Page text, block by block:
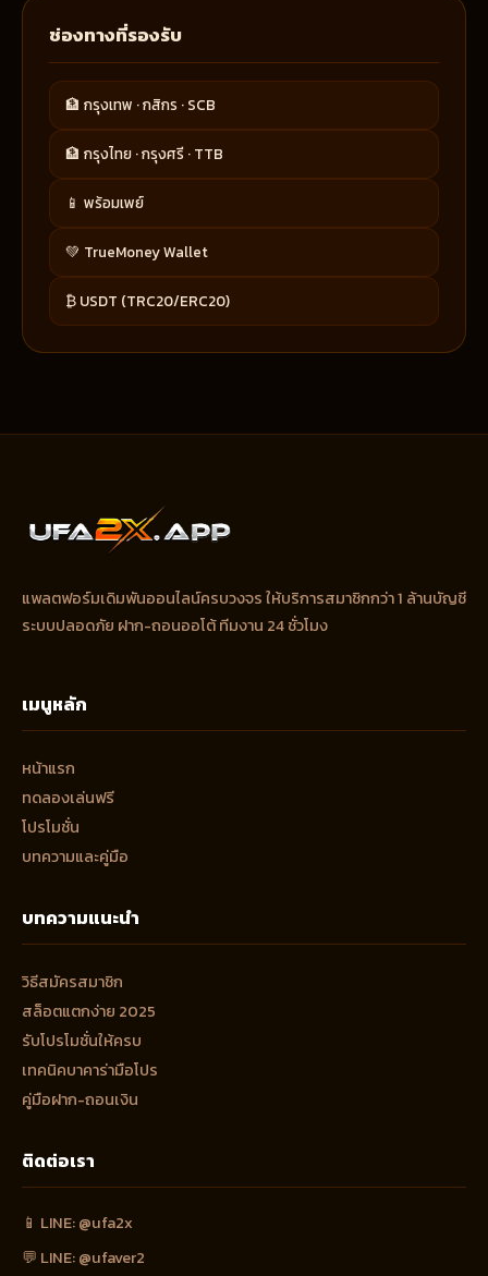
ช่องทางที่รองรับ
🏦 กรุงเทพ · กสิกร · SCB
🏦 กรุงไทย · กรุงศรี · TTB
📱 พร้อมเพย์
💚 TrueMoney Wallet
₿ USDT (TRC20/ERC20)
แพลตฟอร์มเดิมพันออนไลน์ครบวงจร ให้บริการสมาชิกกว่า 1 ล้านบัญชี
ระบบปลอดภัย ฝาก-ถอนออโต้ ทีมงาน 24 ชั่วโมง
เมนูหลัก
หน้าแรก
ทดลองเล่นฟรี
โปรโมชั่น
บทความและคู่มือ
บทความแนะนำ
วิธีสมัครสมาชิก
สล็อตแตกง่าย 2025
รับโปรโมชั่นให้ครบ
เทคนิคบาคาร่ามือโปร
คู่มือฝาก-ถอนเงิน
ติดต่อเรา
📱 LINE: @ufa2x
💬 LINE: @ufaver2